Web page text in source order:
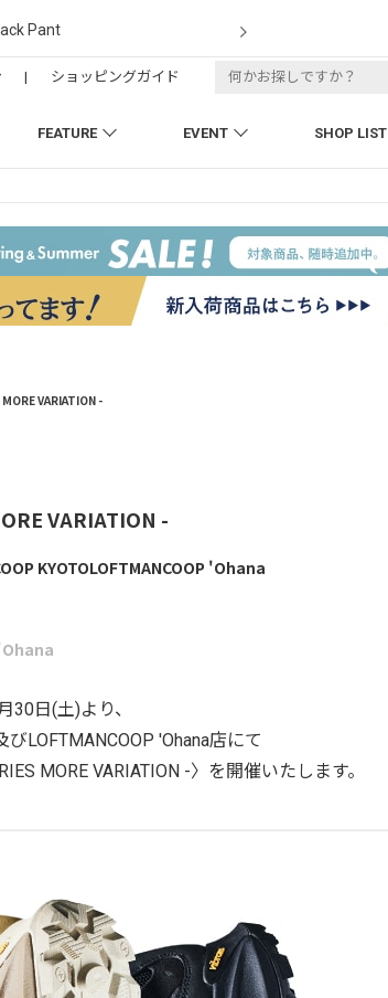
Pant
FEATURE EVENT SHOP LIST
| ショッピングガイド
VARIATION -
VARIATION -
KYOTOLOFTMANCOOP 'Ohana
30日(土)より、
びLOFTMANCOOP 'Ohana店にて
MORE VARIATION -〉を開催いたします。